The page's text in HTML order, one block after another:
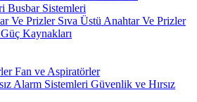
Busbar Sistemleri
Sıva Üstü Anahtar Ve Prizler
Güç Kaynakları
Fan ve Aspiratörler
Güvenlik ve Hırsız